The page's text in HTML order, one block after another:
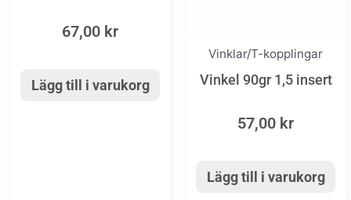
67,00 kr
Lägg till i varukorg
Vinklar/T-kopplingar
Vinkel 90gr 1,5 insert
57,00 kr
Lägg till i varukorg